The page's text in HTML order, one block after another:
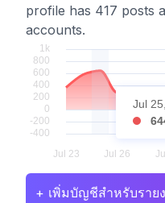
profile has 417 posts
accounts.
Jul
+ เพิ่มบัญชีสำหรับราย